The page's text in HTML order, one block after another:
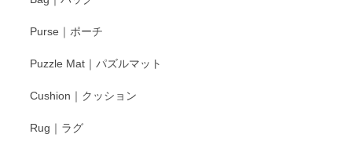
Purse｜ポーチ
Puzzle Mat｜パズルマット
Cushion｜クッション
Rug｜ラグ